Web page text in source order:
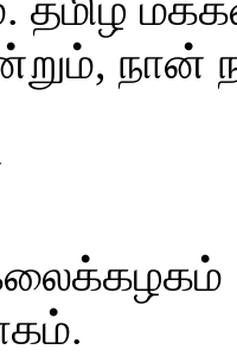
நான்